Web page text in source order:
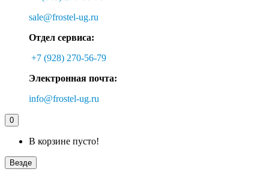
sale@frostel-ug.ru
Отдел сервиса:
+7 (928) 270-56-79
Электронная почта:
info@frostel-ug.ru
0
В корзине пусто!
Везде